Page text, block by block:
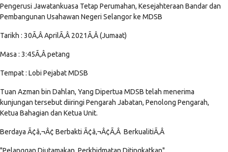
Pengerusi Jawatankuasa Tetap Perumahan, Kesejahteraan Bandar dan
Pembangunan Usahawan Negeri Selangor ke MDSB
Tarikh : 30Ã‚Â AprilÃ‚Â 2021Ã‚Â (Jumaat)
Masa : 3:45Ã‚Â petang
Tempat : Lobi Pejabat MDSB
Tuan Azman bin Dahlan, Yang Dipertua MDSB telah menerima
kunjungan tersebut diiringi Pengarah Jabatan, Penolong Pengarah,
Ketua Bahagian dan Ketua Unit.
Berdaya Ã¢â‚¬Â¢ Berbakti Ã¢â‚¬Â¢Ã‚Â BerkualitiÃ‚Â